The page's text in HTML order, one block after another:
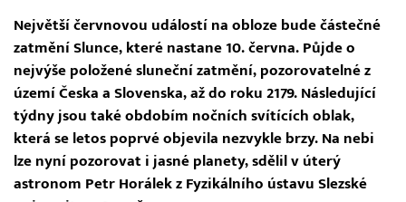
Největší červnovou událostí na obloze bude částečné
zatmění Slunce, které nastane 10. června. Půjde o
nejvýše položené sluneční zatmění, pozorovatelné z
území Česka a Slovenska, až do roku 2179. Následující
týdny jsou také obdobím nočních svítících oblak,
která se letos poprvé objevila nezvykle brzy. Na nebi
lze nyní pozorovat i jasné planety, sdělil v úterý
astronom Petr Horálek z Fyzikálního ústavu Slezské